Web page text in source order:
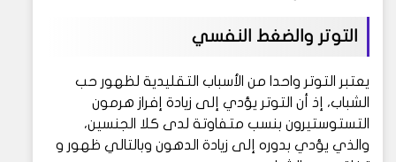
التوتر والضغط النفسي
يعتبر التوتر واحدا من الأسباب التقليدية لظهور حب
الشباب، إذ أن التوتر يؤدي إلى زيادة إفراز هرمون
التستوستيرون بنسب متفاوتة لدى كلا الجنسين،
والذي يؤدي بدوره إلى زيادة الدهون وبالتالي ظهور و